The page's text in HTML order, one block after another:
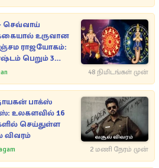
- செவ்வாய்
உருவான
ராஜயோகம்:
பெறும் 3
48 நிமிடங்கள் முன்
பாக்ஸ்
உலகளவில் 16
செய்துள்ள
விவரம்
2 மணி நேரம் முன்